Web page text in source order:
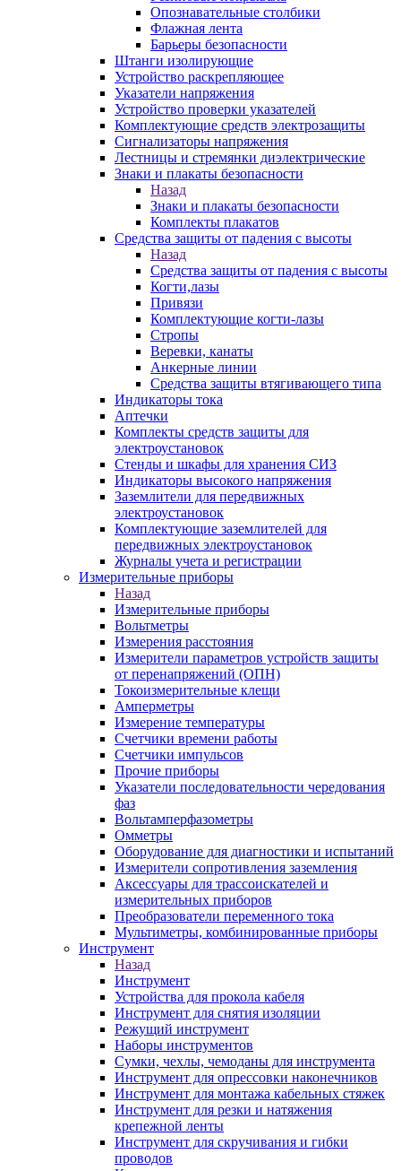
Опознавательные столбики
Флажная лента
Барьеры безопасности
Штанги изолирующие
Устройство раскрепляющее
Указатели напряжения
Устройство проверки указателей
Комплектующие средств электрозащиты
Сигнализаторы напряжения
Лестницы и стремянки диэлектрические
Знаки и плакаты безопасности
Назад
Знаки и плакаты безопасности
Комплекты плакатов
Средства защиты от падения с высоты
Назад
Средства защиты от падения с высоты
Когти,лазы
Привязи
Комплектующие когти-лазы
Стропы
Веревки, канаты
Анкерные линии
Средства защиты втягивающего типа
Индикаторы тока
Аптечки
Комплекты средств защиты для
электроустановок
Стенды и шкафы для хранения СИЗ
Индикаторы высокого напряжения
Заземлители для передвижных
электроустановок
Комплектующие заземлителей для
передвижных электроустановок
Журналы учета и регистрации
Измерительные приборы
Назад
Измерительные приборы
Вольтметры
Измерения расстояния
Измерители параметров устройств защиты
от перенапряжений (ОПН)
Токоизмерительные клещи
Амперметры
Измерение температуры
Счетчики времени работы
Счетчики импульсов
Прочие приборы
Указатели последовательности чередования
фаз
Вольтамперфазометры
Омметры
Оборудование для диагностики и испытаний
Измерители сопротивления заземления
Аксессуары для трассоискателей и
измерительных приборов
Преобразователи переменного тока
Мультиметры, комбинированные приборы
Инструмент
Назад
Инструмент
Устройства для прокола кабеля
Инструмент для снятия изоляции
Режущий инструмент
Наборы инструментов
Сумки, чехлы, чемоданы для инструмента
Инструмент для опрессовки наконечников
Инструмент для монтажа кабельных стяжек
Инструмент для резки и натяжения
крепежной ленты
Инструмент для скручивания и гибки
проводов